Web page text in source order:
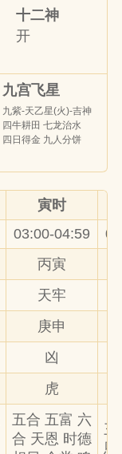
十二神
开
九宫飞星
九紫-天乙星(火)-吉神
四牛耕田 七龙治水
四日得金 九人分饼
寅时
03:00-04:59
丙寅
天牢
庚申
凶
虎
五合 五富 六
合 天恩 时德
三
恩